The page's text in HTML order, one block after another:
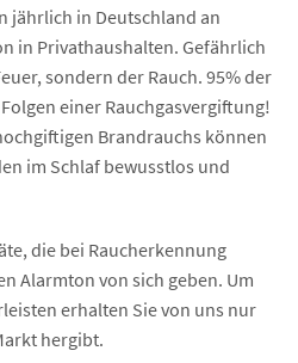
jährlich in Deutschland an
in Privathaushalten. Gefährlich
sondern der Rauch. 95% der
einer Rauchgasvergiftung!
Brandrauchs können
im Schlaf bewusstlos und
die bei Raucherkennung
Alarmton von sich geben. Um
erhalten Sie von uns nur
hergibt.